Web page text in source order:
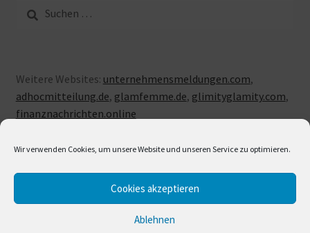
Wir verwenden Cookies, um unsere Website und unseren Service zu optimieren.
Cookies akzeptieren
Ablehnen
nach:
Weitere Websites: unternehmensmeldungen.com,
adhocmitteilung.de, glamfemme.de, glimityglamity.com,
finanznachrichten.online
© LUXUSLOVE 2026
Erstellt mit Storefront & WooCommerce